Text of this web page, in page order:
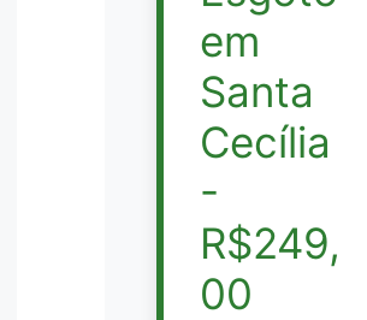
em
Santa
Cecília
-
R$249,
00